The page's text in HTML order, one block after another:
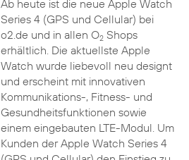
Ab heute ist die neue Apple Watch
Series 4 (GPS und Cellular) bei
o2.de und in allen O2Shops
erhältlich. Die aktuellste Apple
Watch wurde liebevoll neu designt
und erscheint mit innovativen
Kommunikations-, Fitness- und
Gesundheitsfunktionen sowie
einem eingebauten LTE-Modul. Um
Kunden der Apple Watch Series 4